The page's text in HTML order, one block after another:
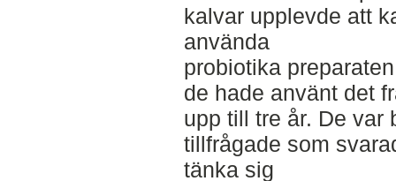
kalvar upplevde att
använda
probiotika
de hade använt det
upp till tre år. De var
tillfrågade som
tänka sig